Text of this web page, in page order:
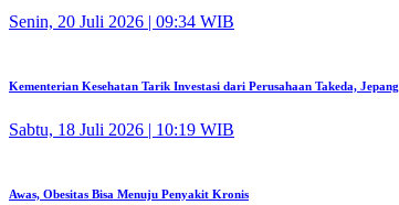
Senin, 20 Juli 2026 | 09:34 WIB
Kementerian Kesehatan Tarik Investasi dari Perusahaan Takeda, Jepang
Sabtu, 18 Juli 2026 | 10:19 WIB
Awas, Obesitas Bisa Menuju Penyakit Kronis